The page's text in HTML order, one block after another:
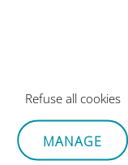
Refuse all cookies
MANAGE